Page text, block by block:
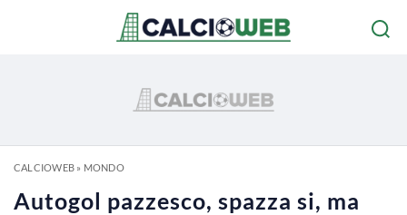
CALCIOWEB» MONDO
Autogol pazzesco, spazza si, ma